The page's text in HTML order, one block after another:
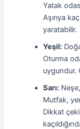
Yatak
Aşırıya
yaratabilir.
Yeşil:
Oturma
uygundur.
Sarı:
Mutfak,
Dikkat